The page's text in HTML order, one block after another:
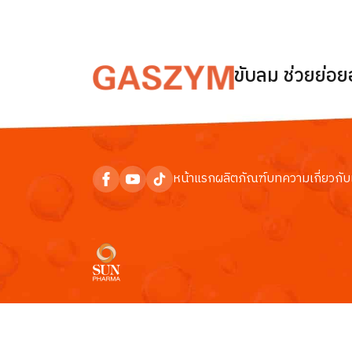
ขับลม ช่วยย่อ
หน้าแรกผลิตภัณฑ์บทความเกี่ยวกับ